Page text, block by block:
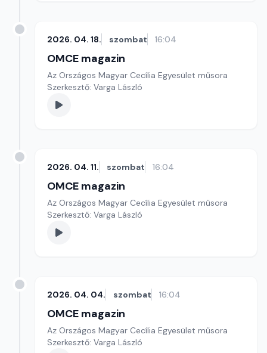
2026. 04. 18. szombat 16:04
OMCE magazin
Az Országos Magyar Cecília Egyesület műsora
Szerkesztő: Varga László
2026. 04. 11. szombat 16:04
OMCE magazin
Az Országos Magyar Cecília Egyesület műsora
Szerkesztő: Varga László
2026. 04. 04. szombat 16:04
OMCE magazin
Az Országos Magyar Cecília Egyesület műsora
Szerkesztő: Varga László